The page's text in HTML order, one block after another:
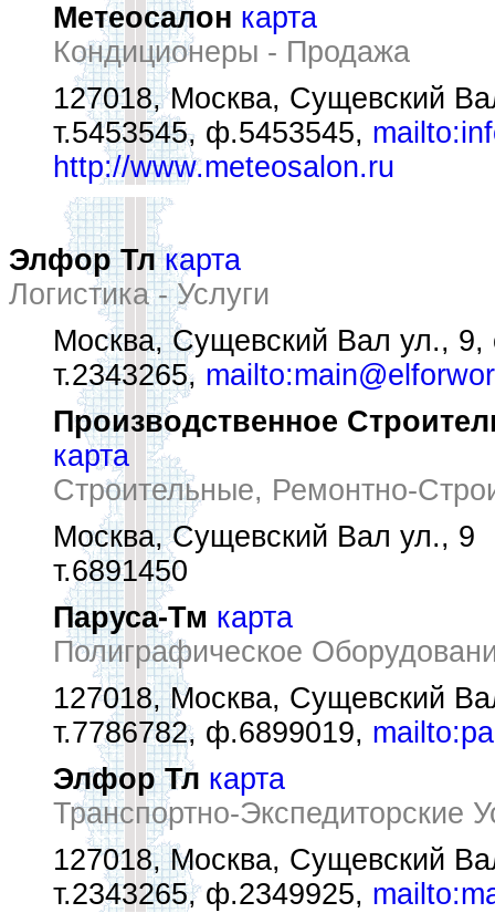
Метеосалон карта
Кондиционеры - Продажа
127018, Москва, Сущевский
т.5453545, ф.5453545,
http://www.meteosalon.ru
Элфор Тл карта
Логистика - Услуги
Москва, Сущевский Вал ул., 9,
т.2343265,
Производственное
карта
Строительные, Ремонтно-
Москва, Сущевский Вал ул., 9
т.6891450
Паруса-Тм карта
Полиграфическое
127018, Москва, Сущевский
т.7786782, ф.6899019,
Элфор Тл карта
Транспортно-Экспедиторские
127018, Москва, Сущевский
т.2343265, ф.2349925,